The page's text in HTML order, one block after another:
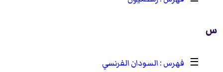
س
☰ السودان الفرنسي